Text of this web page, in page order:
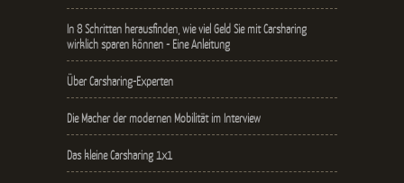
In 8 Schritten herausfinden, wie viel Geld Sie mit Carsharing
wirklich sparen können - Eine Anleitung
Über Carsharing-Experten
Die Macher der modernen Mobilität im Interview
Das kleine Carsharing 1x1